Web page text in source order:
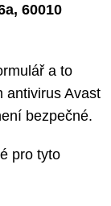
60010
a to
antivirus Avast
bezpečné.
pro tyto